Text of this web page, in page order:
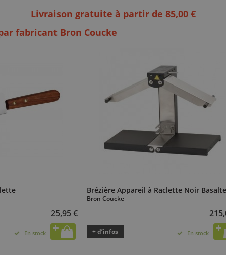
Livraison gratuite à partir de 85,00 €
fabricant Bron Coucke
25,95 €
En stock
Brézière Appareil à Raclette Noir Basalte
Bron Coucke
+ d’infos En stock